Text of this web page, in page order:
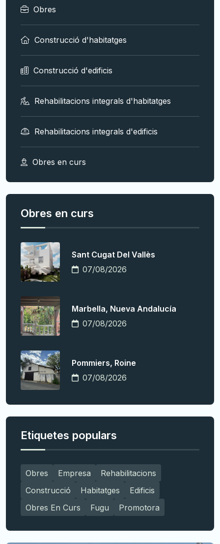
Obres
Construcció d'habitatges
Construcció d'edificis
Rehabilitacions integrals d'habitatges
Rehabilitacions integrals d'edificis
Obres en curs
Obres en curs
Sant Cugat Del Vallès
07/08/2026
Marbella, Nueva Andalucía
07/08/2026
Pommiers, Roine
07/08/2026
Etiquetes populars
Obres Empresa
Rehabilitacions
Construcció
Habitatges
Edificis
Obres En Curs
Fugu Promotora